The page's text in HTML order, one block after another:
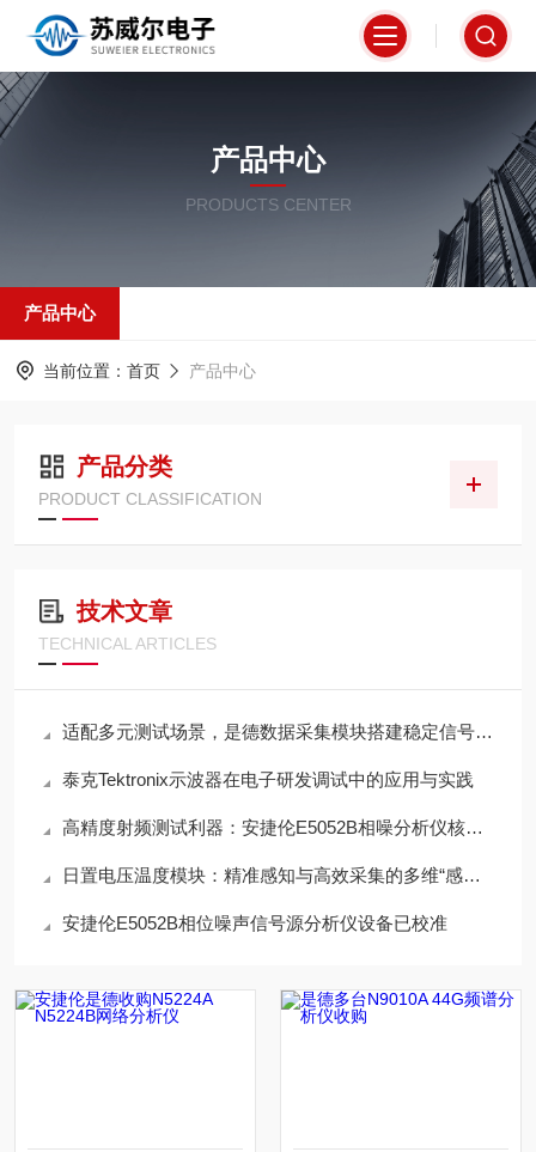
产品中心
PRODUCTS CENTER
产品中心
当前位置： 首页 产品中心
产品分类
PRODUCT CLASSIFICATION
技术文章
TECHNICAL ARTICLES
适配多元测试场景，是德数据采集模块搭建稳定信号采集体系
泰克Tektronix示波器在电子研发调试中的应用与实践
高精度射频测试利器：安捷伦E5052B相噪分析仪核心价值解析
日置电压温度模块：精准感知与高效采集的多维“感知中枢”
安捷伦E5052B相位噪声信号源分析仪设备已校准